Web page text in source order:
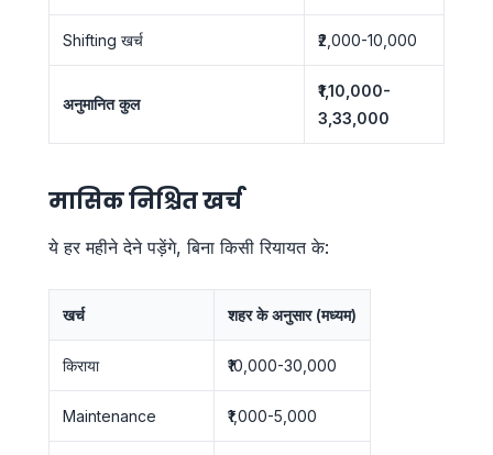
Shifting खर्च ₹2,000-10,000
अनुमानित कुल
₹1,10,000-
3,33,000
मासिक निश्चित खर्च
ये हर महीने देने पड़ेंगे, बिना किसी रियायत के:
खर्च शहर के अनुसार (मध्यम)
किराया ₹10,000-30,000
Maintenance ₹1,000-5,000